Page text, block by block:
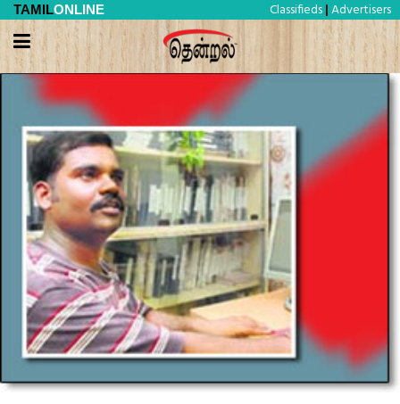
TAMILONLINE Classifieds | Advertisers